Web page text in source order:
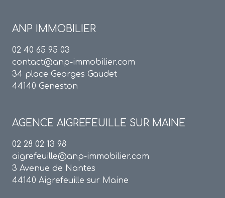
ANP IMMOBILIER
02 40 65 95 03
contact@anp-immobilier.com
34 place Georges Gaudet
44140 Geneston
AGENCE AIGREFEUILLE SUR MAINE
02 28 02 13 98
aigrefeuille@anp-immobilier.com
3 Avenue de Nantes
44140 Aigrefeuille sur Maine